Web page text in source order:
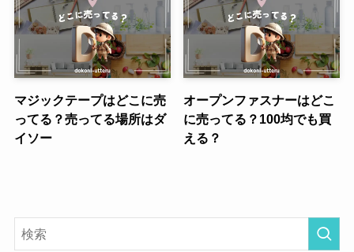
マジックテープはどこに売
ってる？売ってる場所はダ
イソー
オープンファスナーはどこ
に売ってる？100均でも買
える？